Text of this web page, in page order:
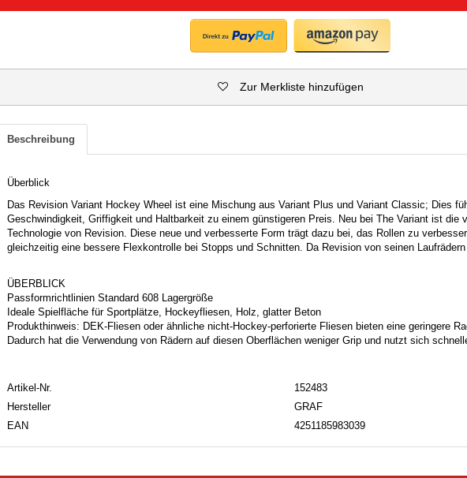
Zur Merkliste hinzufügen
Beschreibung
Überblick
Das Revision Variant Hockey Wheel ist eine Mischung aus Variant Plus und Variant Classic; Dies
Geschwindigkeit, Griffigkeit und Haltbarkeit zu einem günstigeren Preis. Neu bei The Variant ist die
Technologie von Revision. Diese neue und verbesserte Form trägt dazu bei, das Rollen zu
gleichzeitig eine bessere Flexkontrolle bei Stopps und Schnitten. Da Revision von seinen
ÜBERBLICK
Passformrichtlinien Standard 608 Lagergröße
Ideale Spielfläche für Sportplätze, Hockeyfliesen, Holz, glatter Beton
Produkthinweis: DEK-Fliesen oder ähnliche nicht-Hockey-perforierte Fliesen bieten eine geringere
Dadurch hat die Verwendung von Rädern auf diesen Oberflächen weniger Grip und nutzt sich
Artikel-Nr.
152483
Hersteller
GRAF
EAN
4251185983039